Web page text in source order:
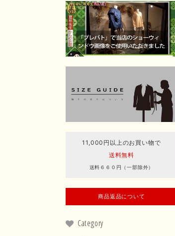
11,000円以上のお買い物で
送料無料
送料６６０円（一部除外）
商品返品について
Category